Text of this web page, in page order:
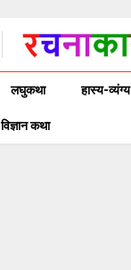
लघुकथा हास्य-व्यंग्य
विज्ञान कथा